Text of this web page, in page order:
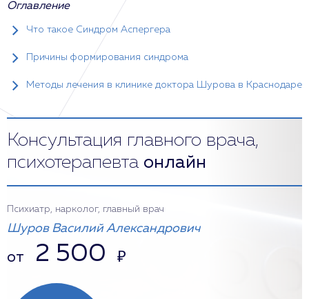
Оглавление
Что такое Синдром Аспергера
Причины формирования синдрома
Методы лечения в клинике доктора Шурова в Краснодаре
Консультация главного врача,
психотерапевта онлайн
Психиатр, нарколог, главный врач
Шуров Василий Александрович
от 2 500 ₽